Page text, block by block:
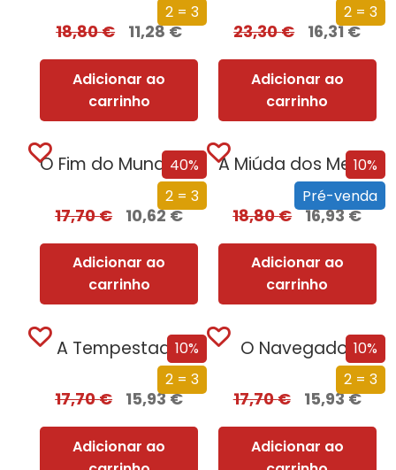
2 = 3
18,80€ 11,28€
Adicionar ao
carrinho
2 = 3
23,30€ 16,31€
Adicionar ao
carrinho
40%
2 = 3
O Fim do Mundo em Cuecas
17,70€ 10,62€
Adicionar ao
carrinho
10%
Pré-venda
A Miúda dos Meus Sonhos
18,80€ 16,93€
Adicionar ao
carrinho
10%
2 = 3
A Tempestade
17,70€ 15,93€
Adicionar ao
10%
2 = 3
O Navegador
17,70€ 15,93€
Adicionar ao